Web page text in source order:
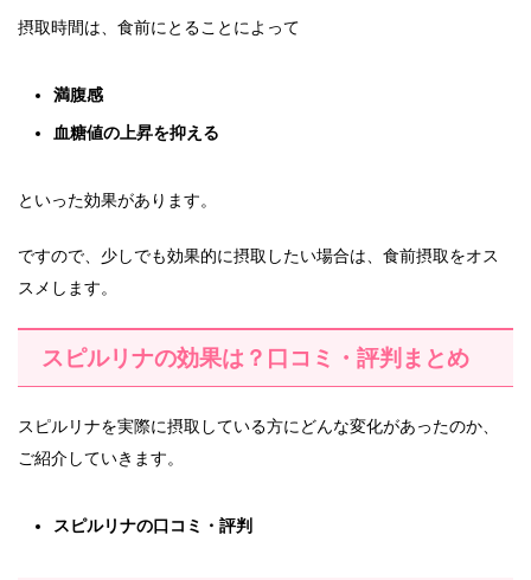
摂取時間は、食前にとることによって
満腹感
血糖値の上昇を抑える
といった効果があります。
ですので、少しでも効果的に摂取したい場合は、食前摂取をオス
スメします。
スピルリナの効果は？口コミ・評判まとめ
スピルリナを実際に摂取している方にどんな変化があったのか、
ご紹介していきます。
スピルリナの口コミ・評判